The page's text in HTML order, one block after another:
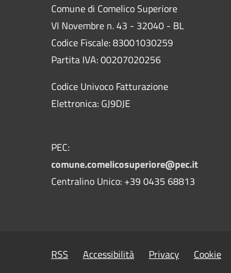
Comune di Comelico Superiore
VI Novembre n. 43 - 32040 - BL
Codice Fiscale: 83001030259
Partita IVA: 00207020256
Codice Univoco Fatturazione
Elettronica: GJ9DJE
PEC:
comune.comelicosuperiore@pec.it
Centralino Unico: +39 0435 68813
RSS Accessibilità Privacy Cookie